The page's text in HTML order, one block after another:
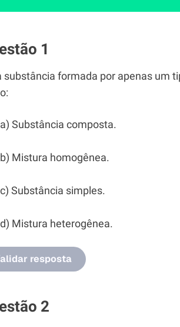
1
substância formada por apenas um
a) Substância composta.
b) Mistura homogênea.
c) Substância simples.
d) Mistura heterogênea.
resposta
2